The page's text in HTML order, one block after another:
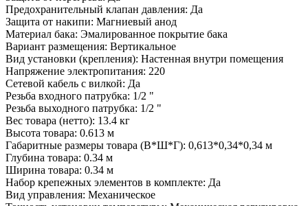
Предохранительный клапан давления: Да
Защита от накипи: Магниевый анод
Материал бака: Эмалированное покрытие бака
Вариант размещения: Вертикальное
Вид установки (крепления): Настенная внутри помещения
Напряжение электропитания: 220
Сетевой кабель с вилкой: Да
Резьба входного патрубка: 1/2 "
Резьба выходного патрубка: 1/2 "
Вес товара (нетто): 13.4 кг
Высота товара: 0.613 м
Габаритные размеры товара (В*Ш*Г): 0,613*0,34*0,34 м
Глубина товара: 0.34 м
Ширина товара: 0.34 м
Набор крепежных элементов в комплекте: Да
Вид управления: Механическое